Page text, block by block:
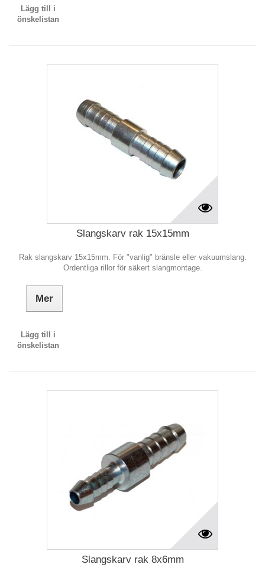
Lägg till i
önskelistan
Slangskarv rak 15x15mm
Rak slangskarv 15x15mm. För "vanlig" bränsle eller vakuumslang.
Ordentliga rillor för säkert slangmontage.
Mer
Lägg till i
önskelistan
Slangskarv rak 8x6mm